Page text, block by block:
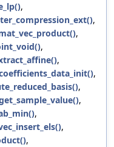
,
,
,
,
,
,
,
,
,
,
,